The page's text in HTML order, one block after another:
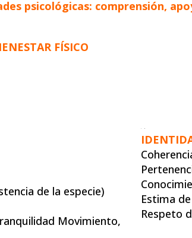
psicológicas: comprensión,
FÍSICO
de la especie)
Movimiento,
Estima
Respeto